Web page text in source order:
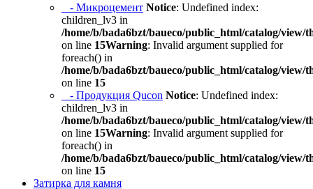
- Микроцемент Notice: Undefined index:
children_lv3 in
/home/b/bada6bzt/baueco/public_html/catalog/view/
on line 15Warning: Invalid argument supplied for
foreach() in
/home/b/bada6bzt/baueco/public_html/catalog/view/
on line 15
- Продукция Qucon Notice: Undefined index:
children_lv3 in
/home/b/bada6bzt/baueco/public_html/catalog/view/
on line 15Warning: Invalid argument supplied for
foreach() in
/home/b/bada6bzt/baueco/public_html/catalog/view/
on line 15
Затирка для камня